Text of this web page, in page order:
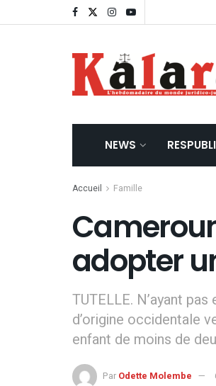
NEWS
Accueil Famille
adopter
TUTELLE. N’ayant
d’origine occidentale
enfant de moins de
Par Odette Molembe